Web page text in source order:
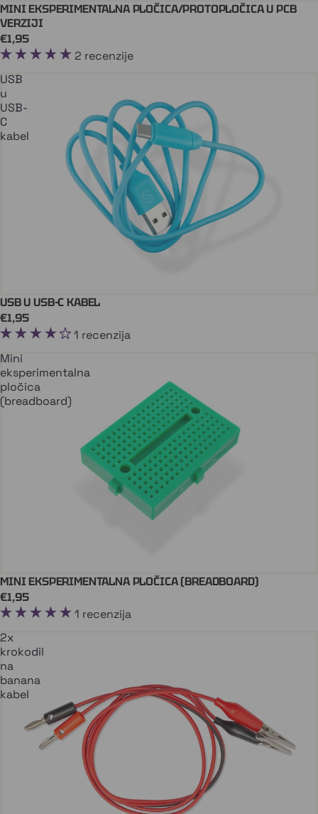
Dodaj U Košaricu
MINI EKSPERIMENTALNA PLOČICA/PROTOPLOČICA U PCB
VERZIJI
€1,95
2 recenzije
USB
u
USB-
C
kabel
Dodaj U Košaricu
USB U USB-C KABEL
€1,95
1 recenzija
Mini
eksperimentalna
pločica
(breadboard)
ARDUINO
Dodaj U Košaricu
MINI EKSPERIMENTALNA PLOČICA (BREADBOARD)
€1,95
1 recenzija
2x
krokodil
na
banana
kabel